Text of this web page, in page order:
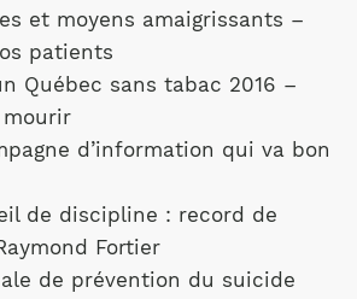
et moyens amaigrissants –
patients
Québec sans tabac 2016 –
mourir
d’information qui va bon
de discipline : record de
Fortier
de prévention du suicide